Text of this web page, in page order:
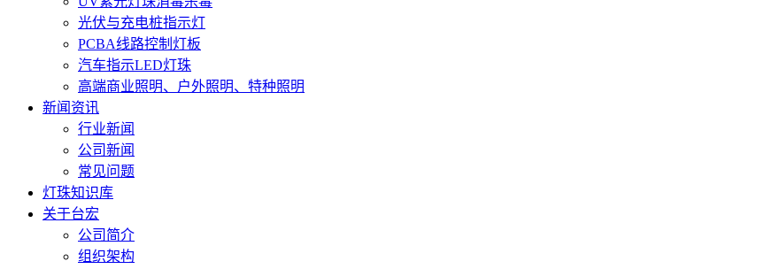
光伏与充电桩指示灯
PCBA线路控制灯板
汽车指示LED灯珠
高端商业照明、户外照明、特种照明
新闻资讯
行业新闻
公司新闻
常见问题
灯珠知识库
关于台宏
公司简介
组织架构